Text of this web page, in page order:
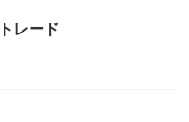
レード